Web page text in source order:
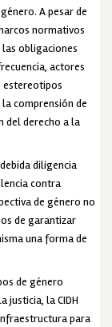
A pesar de
normativos
obligaciones
actores
estereotipos
comprensión de
del derecho a la
diligencia
contra
de género no
de garantizar
una forma de
de género
justicia, la CIDH
para